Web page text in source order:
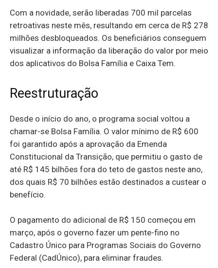
Com a novidade, serão liberadas 700 mil parcelas
retroativas neste mês, resultando em cerca de R$ 278
milhões desbloqueados. Os beneficiários conseguem
visualizar a informação da liberação do valor por meio
dos aplicativos do Bolsa Família e Caixa Tem.
Reestruturação
Desde o início do ano, o programa social voltou a
chamar-se Bolsa Família. O valor mínimo de R$ 600
foi garantido após a aprovação da Emenda
Constitucional da Transição, que permitiu o gasto de
até R$ 145 bilhões fora do teto de gastos neste ano,
dos quais R$ 70 bilhões estão destinados a custear o
benefício.
O pagamento do adicional de R$ 150 começou em
março, após o governo fazer um pente-fino no
Cadastro Único para Programas Sociais do Governo
Federal (CadÚnico), para eliminar fraudes.